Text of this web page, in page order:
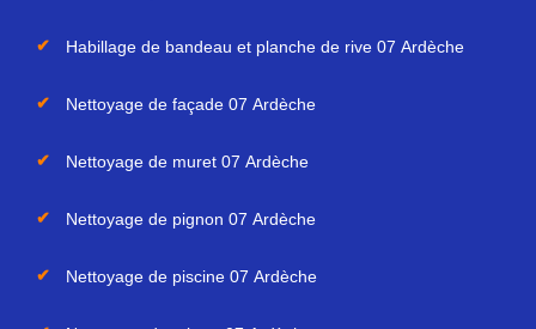
Habillage de bandeau et planche de rive 07 Ardèche
Nettoyage de façade 07 Ardèche
Nettoyage de muret 07 Ardèche
Nettoyage de pignon 07 Ardèche
Nettoyage de piscine 07 Ardèche